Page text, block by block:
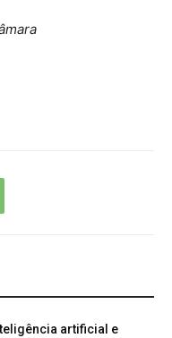
artificial e